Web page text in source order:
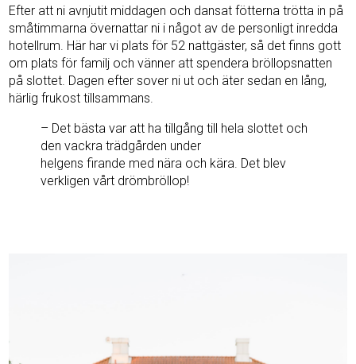
Efter att ni avnjutit middagen och dansat fötterna trötta in på
småtimmarna övernattar ni i något av de personligt inredda
hotellrum. Här har vi plats för 52 nattgäster, så det finns gott
om plats för familj och vänner att spendera bröllopsnatten
på slottet. Dagen efter sover ni ut och äter sedan en lång,
härlig frukost tillsammans.
– Det bästa var att ha tillgång till hela slottet och
den vackra trädgården under
helgens firande med nära och kära. Det blev
verkligen vårt drömbröllop!